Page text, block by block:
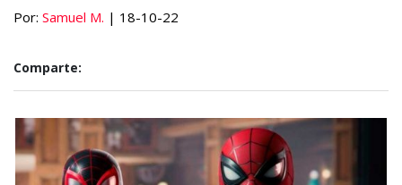
Por: Samuel M. | 18-10-22
Comparte: